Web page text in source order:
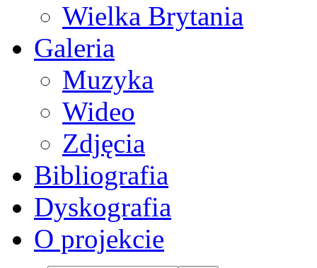
Wielka Brytania
Galeria
Muzyka
Wideo
Zdjęcia
Bibliografia
Dyskografia
O projekcie